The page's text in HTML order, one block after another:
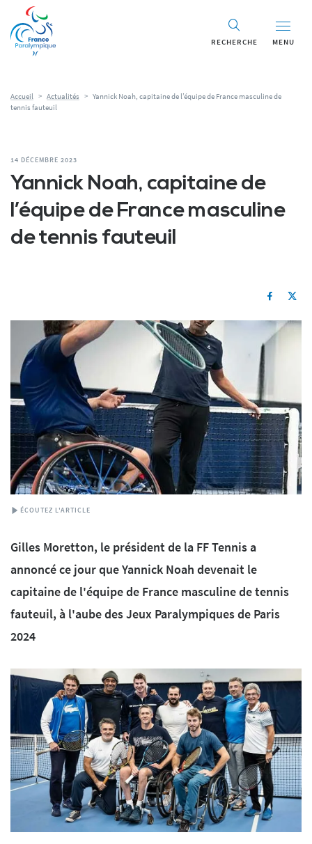
RECHERCHE MENU
Accueil > Actualités > Yannick Noah, capitaine de l’équipe de France masculine de
tennis fauteuil
14 DÉCEMBRE 2023
Yannick Noah, capitaine de
l’équipe de France masculine
de tennis fauteuil
ÉCOUTEZ L'ARTICLE
Gilles Moretton, le président de la FF Tennis a
annoncé ce jour que Yannick Noah devenait le
capitaine de l'équipe de France masculine de tennis
fauteuil, à l'aube des Jeux Paralympiques de Paris
2024